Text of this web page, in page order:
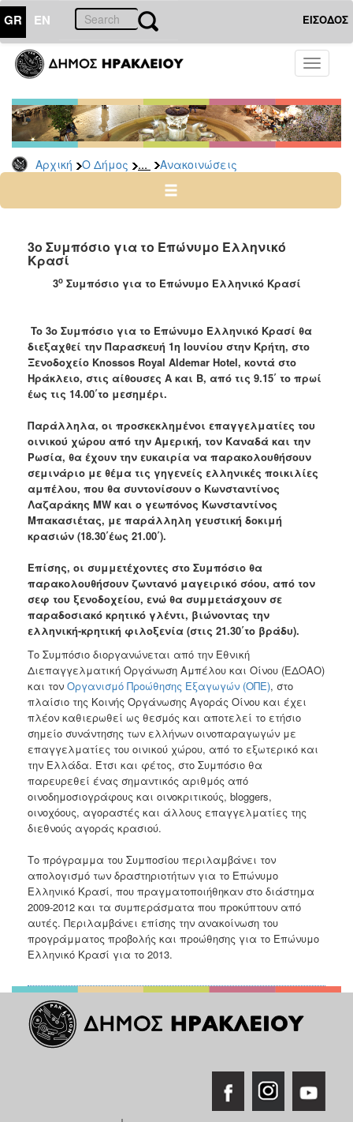
GR EN ΕΙΣΟΔΟΣ
Toggle
Αρχική Ο Δήμος ... Ανακοινώσεις
ΔΗΜΟΣ
Υπηρεσίες
&
Φορείς
Δημοτικές
Υπηρεσίες
Ηλεκτρονική
Διακυβέρνηση
Σχολικές
Αγροτική
Ανάπτυξη
Ανακοινώσεις
Προγράμματα
Αγωγή
Κοιμητήρια
Κέντρο
Οικογένειας
ΤΟΠΟΣ
ΠΟΛΙΤΙΣΜΟΣ
ΑΝΘΕΚΤΙΚΗ
ΠΟΛΗ
3ο Συμπόσιο για το Επώνυμο Ελληνικό
Κρασί
3οΣυμπόσιο για το Επώνυμο Ελληνικό Κρασί
To 3ο Συμπόσιο για το Επώνυμο Ελληνικό Κρασί θα
διεξαχθεί την Παρασκευή 1η Ιουνίου στην Κρήτη, στο
Ξενοδοχείο Knossos Royal Aldemar Hotel, κοντά στο
Ηράκλειο, στις αίθουσες Α και Β, από τις 9.15΄ το πρωί
έως τις 14.00΄το μεσημέρι.
Παράλληλα, οι προσκεκλημένοι επαγγελματίες του
οινικού χώρου από την Αμερική, τον Καναδά και την
Ρωσία, θα έχουν την ευκαιρία να παρακολουθήσουν
σεμινάριο με θέμα τις γηγενείς ελληνικές ποικιλίες
αμπέλου, που θα συντονίσουν ο Κωνσταντίνος
Λαζαράκης MW και ο γεωπόνος Κωνσταντίνος
Μπακασιέτας, με παράλληλη γευστική δοκιμή
κρασιών (18.30΄έως 21.00΄).
Επίσης, οι συμμετέχοντες στο Συμπόσιο θα
παρακολουθήσουν ζωντανό μαγειρικό σόου, από τον
σεφ του ξενοδοχείου, ενώ θα συμμετάσχουν σε
παραδοσιακό κρητικό γλέντι, βιώνοντας την
ελληνική-κρητική φιλοξενία (στις 21.30΄το βράδυ).
Το Συμπόσιο διοργανώνεται από την Εθνική
Διεπαγγελματική Οργάνωση Αμπέλου και Οίνου (ΕΔΟΑΟ)
και τον Οργανισμό Προώθησης Εξαγωγών (ΟΠΕ), στο
πλαίσιο της Κοινής Οργάνωσης Αγοράς Οίνου και έχει
πλέον καθιερωθεί ως θεσμός και αποτελεί το ετήσιο
σημείο συνάντησης των ελλήνων οινοπαραγωγών με
επαγγελματίες του οινικού χώρου, από το εξωτερικό και
την Ελλάδα. Έτσι και φέτος, στο Συμπόσιο θα
παρευρεθεί ένας σημαντικός αριθμός από
οινοδημοσιογράφους και οινοκριτικούς, bloggers,
οινοχόους, αγοραστές και άλλους επαγγελματίες της
διεθνούς αγοράς κρασιού.
Το πρόγραμμα του Συμποσίου περιλαμβάνει τον
απολογισμό των δραστηριοτήτων για το Επώνυμο
Ελληνικό Κρασί, που πραγματοποιήθηκαν στο διάστημα
2009-2012 και τα συμπεράσματα που προκύπτουν από
αυτές. Περιλαμβάνει επίσης την ανακοίνωση του
προγράμματος προβολής και προώθησης για το Επώνυμο
Ελληνικό Κρασί για το 2013.